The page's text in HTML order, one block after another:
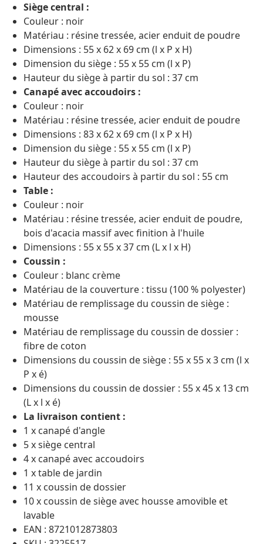
Siège central :
Couleur : noir
Matériau : résine tressée, acier enduit de poudre
Dimensions : 55 x 62 x 69 cm (l x P x H)
Dimension du siège : 55 x 55 cm (l x P)
Hauteur du siège à partir du sol : 37 cm
Canapé avec accoudoirs :
Couleur : noir
Matériau : résine tressée, acier enduit de poudre
Dimensions : 83 x 62 x 69 cm (l x P x H)
Dimension du siège : 55 x 55 cm (l x P)
Hauteur du siège à partir du sol : 37 cm
Hauteur des accoudoirs à partir du sol : 55 cm
Table :
Couleur : noir
Matériau : résine tressée, acier enduit de poudre,
bois d'acacia massif avec finition à l'huile
Dimensions : 55 x 55 x 37 cm (L x l x H)
Coussin :
Couleur : blanc crème
Matériau de la couverture : tissu (100 % polyester)
Matériau de remplissage du coussin de siège :
mousse
Matériau de remplissage du coussin de dossier :
fibre de coton
Dimensions du coussin de siège : 55 x 55 x 3 cm (l x
P x é)
Dimensions du coussin de dossier : 55 x 45 x 13 cm
(L x l x é)
La livraison contient :
1 x canapé d'angle
5 x siège central
4 x canapé avec accoudoirs
1 x table de jardin
11 x coussin de dossier
10 x coussin de siège avec housse amovible et
lavable
EAN : 8721012873803